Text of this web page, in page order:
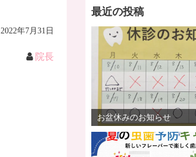
2022年7月31日
院長
最近の投稿
お盆休みのお知らせ